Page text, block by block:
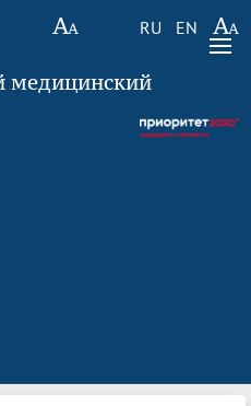
RU EN
медицинский